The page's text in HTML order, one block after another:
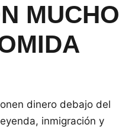
MUCHO
dinero debajo del
inmigración y